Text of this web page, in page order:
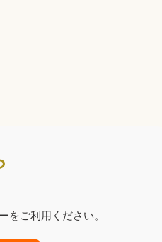
ご利用ください。